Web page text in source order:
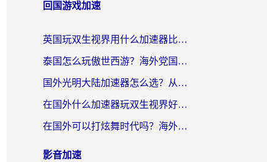
回国游戏加速
英国玩双生视界用什么加速器比较好？海外党亲测有效的国服游戏加速方案
泰国怎么玩傲世西游？海外党国服游戏加速终极攻略（附光明大陆量子特攻实测）
国外光明大陆加速器怎么选？从卡顿到丝滑的终极指南（含德国玩走开外星人墨西哥玩俄罗斯方块技巧）
在国外什么加速器玩双生视界好用？海外党亲测不踩坑的终极指南
在国外可以打炫舞时代吗？海外玩家国服游戏加速全攻略（附实测推荐）
影音加速